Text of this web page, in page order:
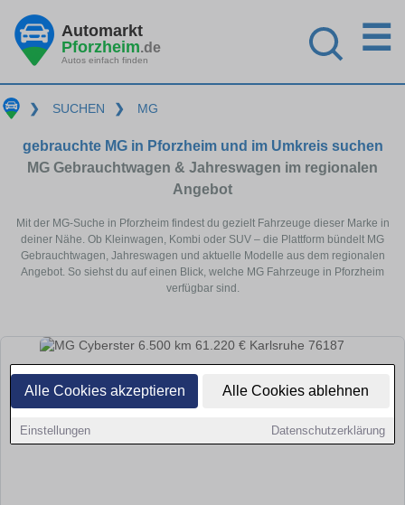
Alle Cookies akzeptieren Alle Cookies ablehnen
Einstellungen Datenschutzerklärung
Automarkt
Pforzheim.de
Autos einfach finden
☰
❯ SUCHEN ❯ MG
gebrauchte MG in Pforzheim und im Umkreis suchen
MG Gebrauchtwagen & Jahreswagen im regionalen
Angebot
Mit der MG-Suche in Pforzheim findest du gezielt Fahrzeuge dieser Marke in
deiner Nähe. Ob Kleinwagen, Kombi oder SUV – die Plattform bündelt MG
Gebrauchtwagen, Jahreswagen und aktuelle Modelle aus dem regionalen
Angebot. So siehst du auf einen Blick, welche MG Fahrzeuge in Pforzheim
verfügbar sind.